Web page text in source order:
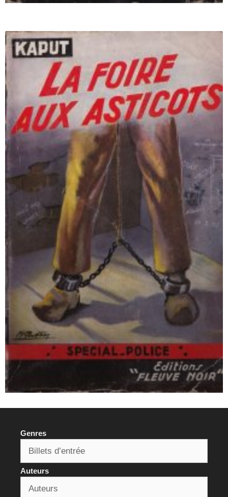
Genres
Auteurs